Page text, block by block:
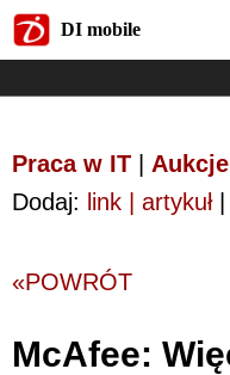
DI mobile
Praca w IT Aukcje
Dodaj: link | artykuł|
«POWRÓT
McAfee:
DI mobile